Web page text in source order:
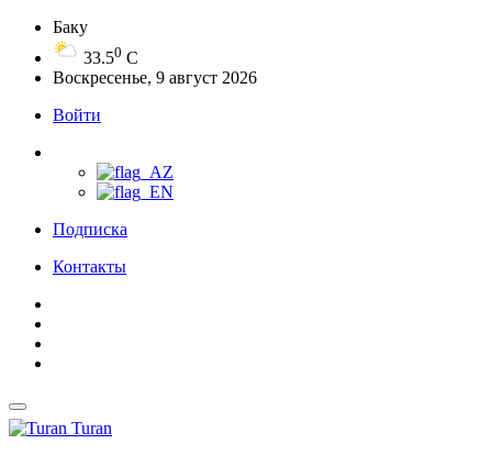
Баку
33.50 C
Воскресенье, 9 август 2026
Войти
Подписка
Контакты
Turan